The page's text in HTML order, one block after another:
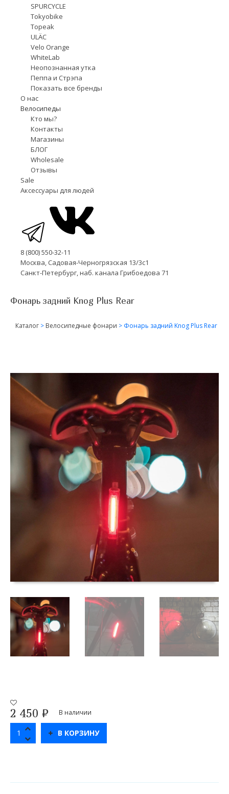
SPURCYCLE
Tokyobike
Topeak
ULÄC
Velo Orange
WhiteLab
Неопознанная утка
Пеппа и Стрэпа
Показать все бренды
О нас
Велосипеды
Кто мы?
Контакты
Магазины
БЛОГ
Wholesale
Отзывы
Sale
Аксессуары для людей
8 (800) 550-32-11
Москва, Садовая-Черногрязская 13/3с1
Санкт-Петербург, наб. канала Грибоедова 71
Фонарь задний Knog Plus Rear
Каталог > Велосипедные фонари > Фонарь задний Knog Plus Rear
2 450 ₽ В наличии
В КОРЗИНУ